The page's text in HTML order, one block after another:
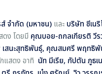
ส์ จำกัด (มหาชน) และ บริษัท ซีเน
ดง โดยมี คุณบอย-ถกลเกียรติ วี
นะสุทธิพันธุ์, คุณสมศรี พฤทธิพั
แสดง อาทิ นัท มีเรีย, กัปตัน ภูธ